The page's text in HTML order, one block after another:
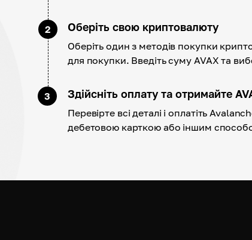
2 Оберіть свою криптовалюту
Оберіть один з методів покупки
для покупки. Введіть суму AVAX та
3 Здійсніть оплату та отримайте
Перевірте всі деталі і оплатіть
дебетовою карткою або іншим